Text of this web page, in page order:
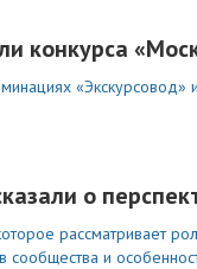
конкурса
«Экскурсовод»
о
рассматривает
сообщества и